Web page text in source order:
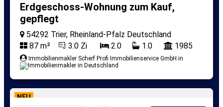
Erdgeschoss-Wohnung zum Kauf,
gepflegt
54292 Trier, Rheinland-Pfalz Deutschland
87 m²
3.0 Zi 2.0 1.0 1985
Immobilienmakler Scherf Profi Immobilienservice GmbH in
NEU